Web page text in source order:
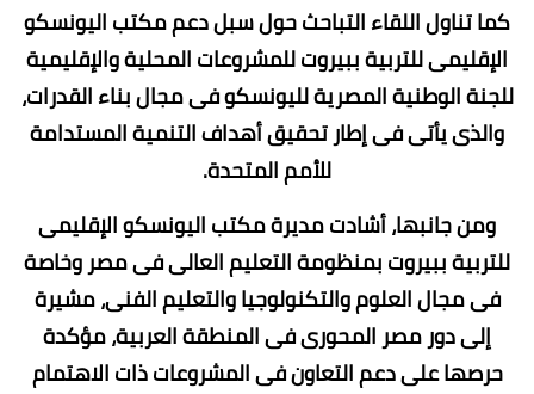
كما تناول اللقاء التباحث حول سبل دعم مكتب اليونسكو
الإقليمى للتربية ببيروت للمشروعات المحلية والإقليمية
للجنة الوطنية المصرية لليونسكو فى مجال بناء القدرات،
والذى يأتى فى إطار تحقيق أهداف التنمية المستدامة
للأمم المتحدة.
ومن جانبها، أشادت مديرة مكتب اليونسكو الإقليمى
للتربية ببيروت بمنظومة التعليم العالى فى مصر وخاصة
فى مجال العلوم والتكنولوجيا والتعليم الفنى، مشيرة
إلى دور مصر المحورى فى المنطقة العربية، مؤكدة
حرصها على دعم التعاون فى المشروعات ذات الاهتمام